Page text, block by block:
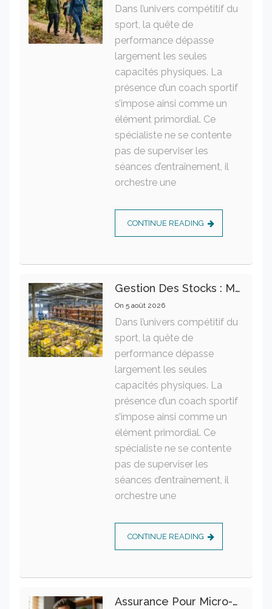
Dans l’univers compétitif du
sport, la quête de
performance dépasse
largement les seules
capacités physiques. La
présence d’un coach sportif
s’impose ainsi comme un
élément primordial. Ce
spécialiste ne se contente
pas de superviser les
séances d’entraînement, il
orchestre une
CONTINUE READING
Gestion Des Stocks : Meilleures Pratiques Intralogistiques
On 5 août 2026
Dans l’univers compétitif du
sport, la quête de
performance dépasse
largement les seules
capacités physiques. La
présence d’un coach sportif
s’impose ainsi comme un
élément primordial. Ce
spécialiste ne se contente
pas de superviser les
séances d’entraînement, il
orchestre une
CONTINUE READING
Assurance Pour Micro-Entrepreneur : Les Garanties Essentielles À Connaître